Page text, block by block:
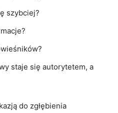
szybciej?
staje się autorytetem, a
do zgłębienia